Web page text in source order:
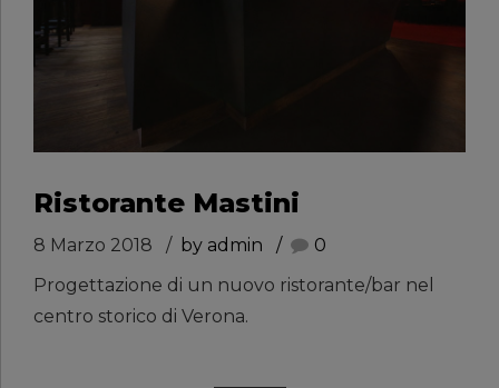
Ristorante Mastini
8 Marzo 2018 by admin
0
Progettazione di un nuovo ristorante/bar nel
centro storico di Verona.